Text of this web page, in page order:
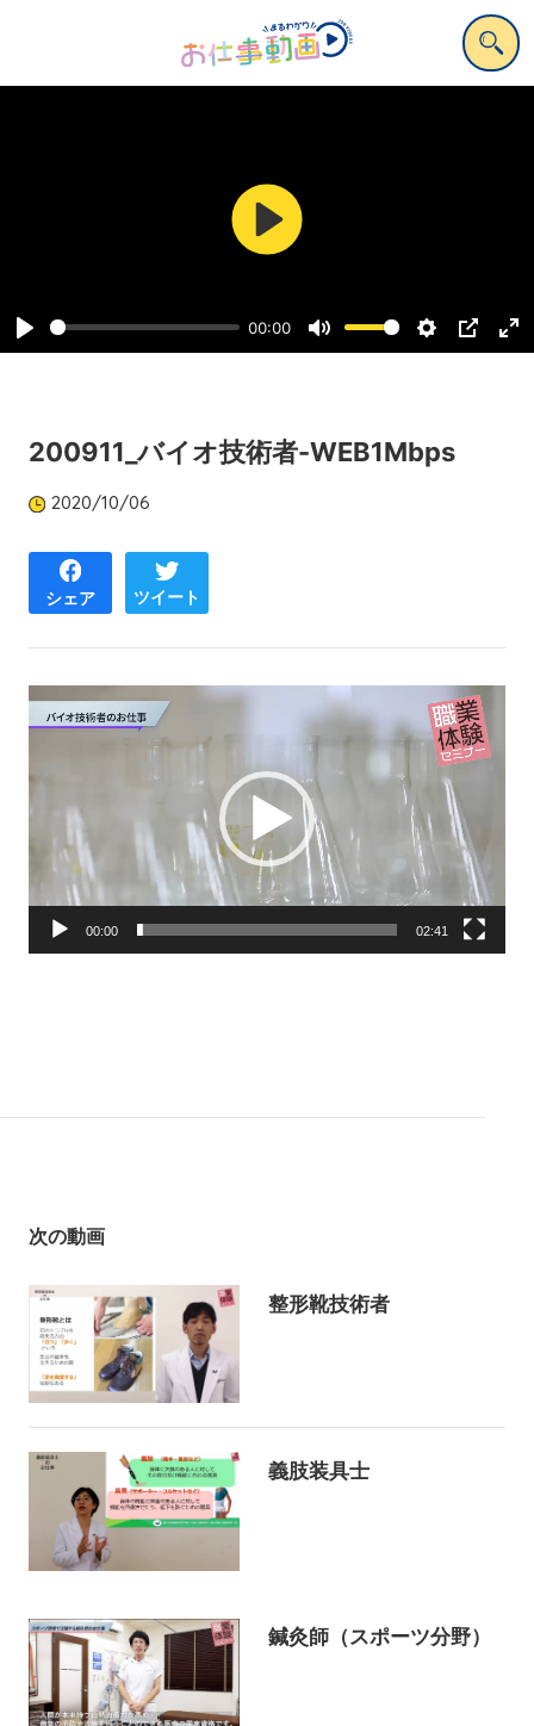
Play
00:00
Mute Settings
PIP
Play
200911_バイオ技術者-WEB1Mbps
2020/10/06
シェア ツイート
動
プ
レ
ー
00:00 02:41
次の動画
整形靴技術者
義肢装具士
鍼灸師（スポーツ分野）